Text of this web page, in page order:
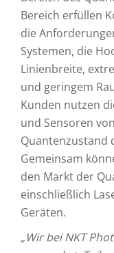
Bereich erfüllen
die
Systemen, die
Linienbreite,
und geringem
Kunden nutzen
und Sensoren
Quantenzustand
Gemeinsam
den Markt der
einschließlich
Geräten.
„Wir bei NKT